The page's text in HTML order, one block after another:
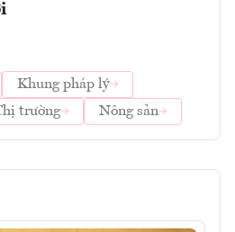
Khung pháp lý
trường Nông sản